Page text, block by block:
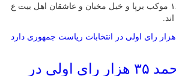
است و در یاسوج حدود ۱۸۰ موکب برپا و خیل مخبان و عاشقان اهل بیت ع
کهگیلویه وبویراحمد ۳۵ هزار رای اولی در